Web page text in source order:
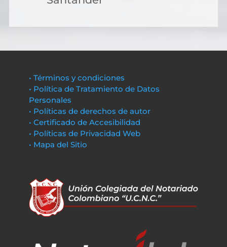
• Términos y condiciones
• Política de Tratamiento de Datos
Personales
• Políticas de derechos de autor
• Certificado de Accesibilidad
• Políticas de Privacidad Web
• Mapa del Sitio